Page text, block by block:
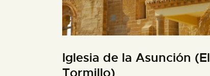
Iglesia de la Asunción (El
Tormillo)